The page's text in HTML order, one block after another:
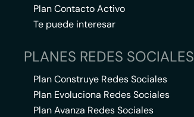
Plan Contacto Activo
Te puede interesar
PLANES REDES SOCIALES
Plan Construye Redes Sociales
Plan Evoluciona Redes Sociales
Plan Avanza Redes Sociales